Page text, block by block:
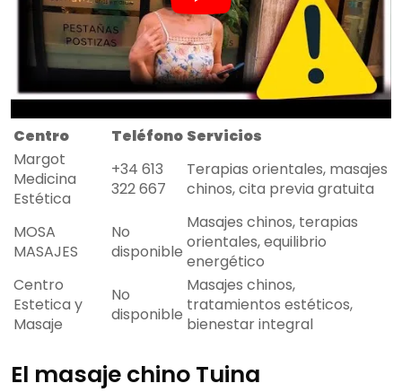
Centro Teléfono Servicios
Margot
Medicina
Estética
+34 613
322 667
Terapias orientales, masajes
chinos, cita previa gratuita
MOSA
MASAJES
No
disponible
Masajes chinos, terapias
orientales, equilibrio
energético
Centro
Estetica y
Masaje
No
disponible
Masajes chinos,
tratamientos estéticos,
bienestar integral
El masaje chino Tuina